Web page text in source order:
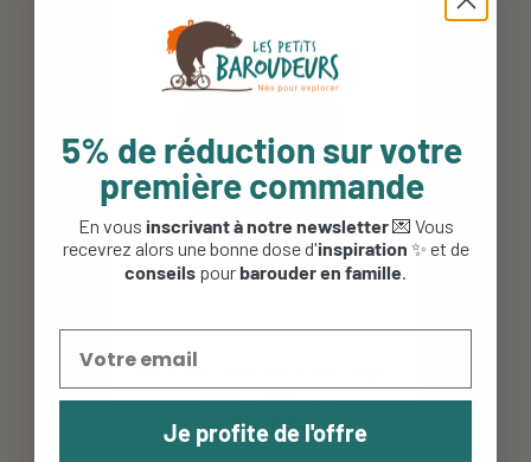
Sac à dos carré maternelle Happy
Trails - Lassig -...
37,95 €
5% de réduction sur votre
première commande
En vous inscrivant à notre newsletter💌 Vous
recevrez alors une bonne dose d'inspiration ✨ et de
conseils pourbarouder en famille.
Je profite de l'offre